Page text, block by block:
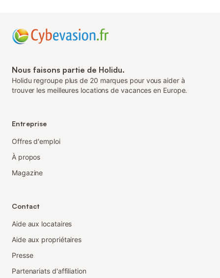
Nous faisons partie de Holidu.
Holidu regroupe plus de 20 marques pour vous aider à
trouver les meilleures locations de vacances en Europe.
Entreprise
Offres d'emploi
À propos
Magazine
Contact
Aide aux locataires
Aide aux propriétaires
Presse
Partenariats d'affiliation